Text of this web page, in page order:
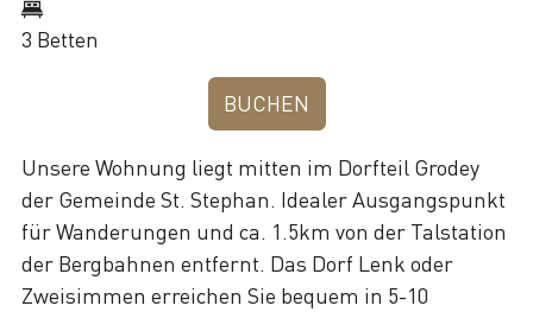
3 Betten
BUCHEN
Unsere Wohnung liegt mitten im Dorfteil Grodey
der Gemeinde St. Stephan. Idealer Ausgangspunkt
für Wanderungen und ca. 1.5km von der Talstation
der Bergbahnen entfernt. Das Dorf Lenk oder
Zweisimmen erreichen Sie bequem in 5-10